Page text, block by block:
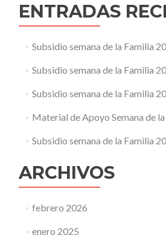
ENTRADAS
Subsidio semana de la Familia
Subsidio semana de la Familia
Subsidio semana de la Familia
Material de Apoyo Semana de
Subsidio semana de la Familia
ARCHIVOS
febrero 2026
enero 2025